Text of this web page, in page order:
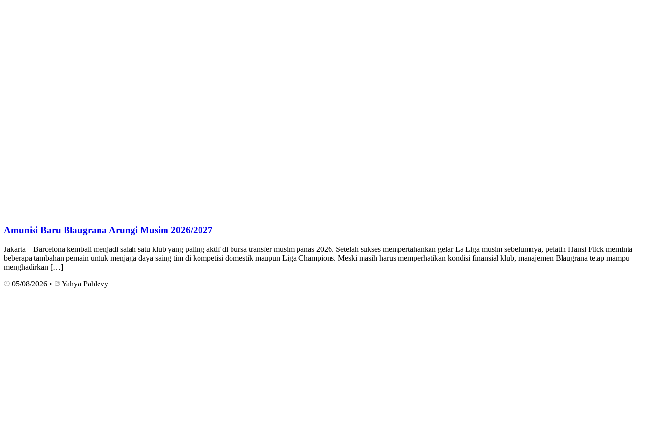
Amunisi Baru Blaugrana Arungi Musim 2026/2027
Jakarta – Barcelona kembali menjadi salah satu klub yang paling aktif di bursa transfer musim panas 2026. Setelah sukses mempertahankan gelar La Liga musim sebelumnya, pelatih Hansi Flick meminta
beberapa tambahan pemain untuk menjaga daya saing tim di kompetisi domestik maupun Liga Champions. Meski masih harus memperhatikan kondisi finansial klub, manajemen Blaugrana tetap mampu
menghadirkan […]
05/08/2026 • Yahya Pahlevy